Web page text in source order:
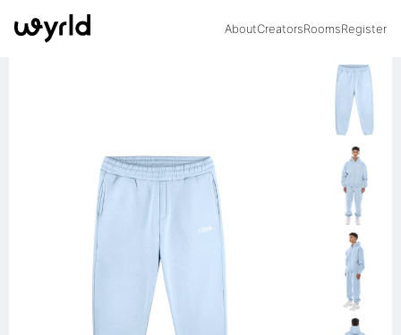
AboutCreatorsRoomsRegister